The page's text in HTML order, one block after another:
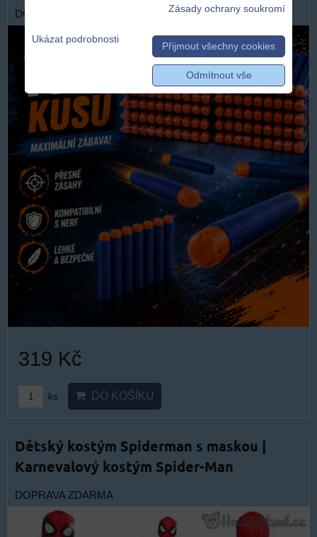
DOPRAVA ZDARMA
319 Kč
ks DO KOŠÍKU
Dětský kostým Spiderman s maskou |
Karnevalový kostým Spider-Man
DOPRAVA ZDARMA
Zásady ochrany soukromí
Ukázat podrobnosti
Přijmout všechny cookies
Odmítnout vše